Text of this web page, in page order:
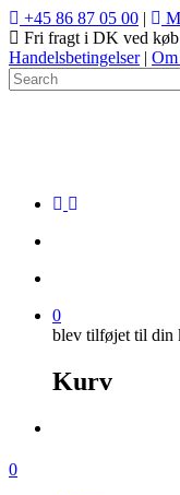
+45 86 87 05 00 |
Fri fragt i DK ved
Handelsbetingelser|
0
blev tilføjet til din
Kurv
0